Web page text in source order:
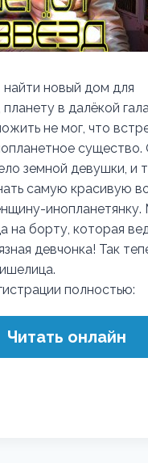
новый дом для
в далёкой
не мог, что
существо.
земной девушки, и
самую красивую
на борту, которая
девчонка! Так
полностью:
Читать онлайн